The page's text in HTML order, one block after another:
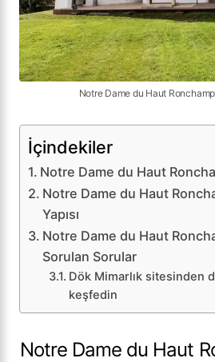
Notre Dame du Haut
İçindekiler
Notre Dame du Haut
Notre Dame du Haut
Yapısı
Notre Dame du Haut
Sorulan Sorular
Dök Mimarlık sitesinden
keşfedin
Notre Dame du Haut